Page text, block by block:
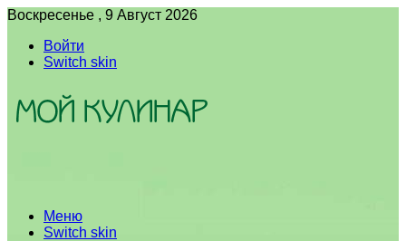
Воскресенье , 9 Август 2026
Войти
Switch skin
Меню
Switch skin